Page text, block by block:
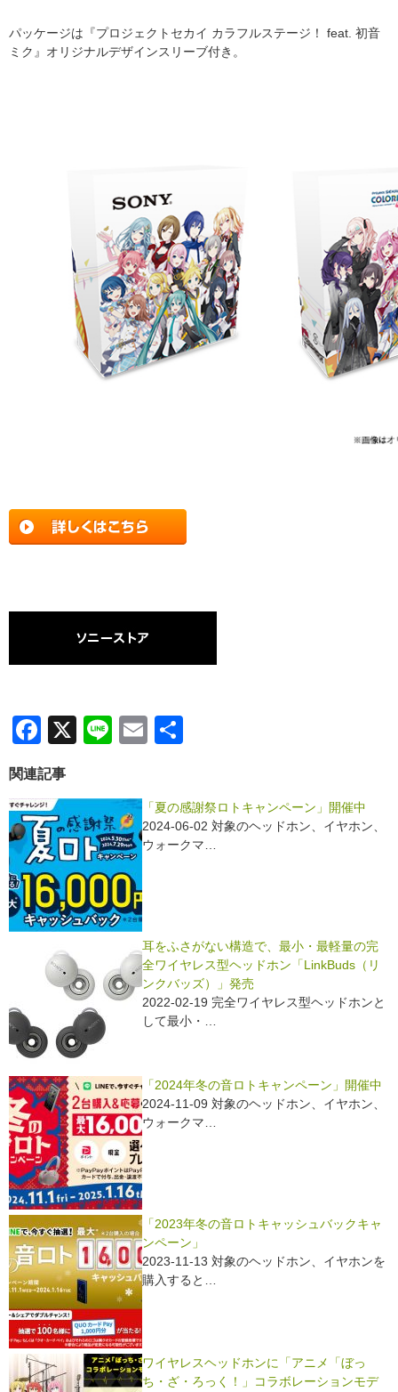
パッケージは『プロジェクトセカイ カラフルステージ！ feat. 初音
ミク』オリジナルデザインスリーブ付き。
F
c
e
b
o
o
k
X
Li
E
関連記事
「夏の感謝祭ロトキャンペーン」開催中
2024-06-02 対象のヘッドホン、イヤホン、
ウォークマ…
耳をふさがない構造で、最小・最軽量の完
全ワイヤレス型ヘッドホン「LinkBuds（リ
ンクバッズ）」発売
2022-02-19 完全ワイヤレス型ヘッドホンと
して最小・…
「2024年冬の音ロトキャンペーン」開催中
2024-11-09 対象のヘッドホン、イヤホン、
ウォークマ…
「2023年冬の音ロトキャッシュバックキャ
ンペーン」
2023-11-13 対象のヘッドホン、イヤホンを
購入すると…
ワイヤレスヘッドホンに「アニメ「ぼっ
ち・ざ・ろっく！」コラボレーションモデ